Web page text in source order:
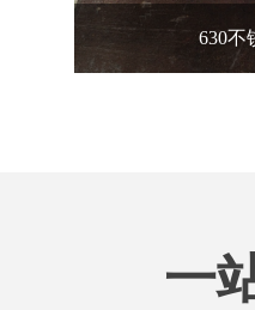
630不
一